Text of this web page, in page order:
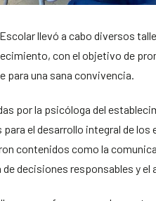
llevó a cabo diversos
con el objetivo de
para una sana convivencia.
por la psicóloga del
el desarrollo integral de los
contenidos como la
decisiones responsables y el